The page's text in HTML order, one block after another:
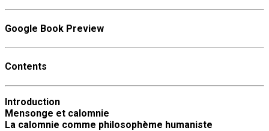
Google Book Preview
Contents
Introduction
Mensonge et calomnie
La calomnie comme philosophème humaniste